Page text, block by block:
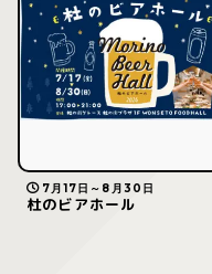
7月17日～8月30日
杜のビアホール